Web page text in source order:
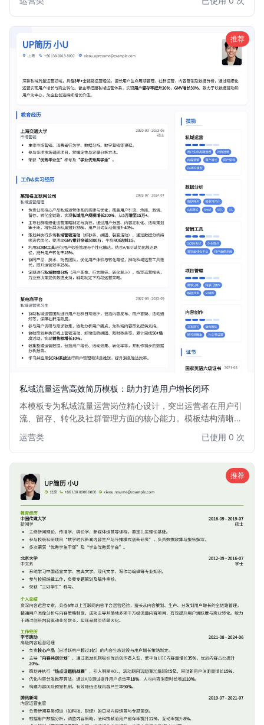
织、线上活动策划，还是社区运营维护，都能精准匹配岗位需
求，让您的简历在众多候选人中脱颖而出，轻松获得心仪的面
推荐
私域流量运营高效简历模板：助力打造用户增长闭环
本模板专为私域流量运营岗位精心设计，突出运营者在用户引
流、留存、转化及社群管理方面的核心能力。模板结构清晰，
能，帮助求职者快速展现其在构建私域流量生态、提升用户生
命周期价值方面的实战经验和卓越成果。适用于电商、教育、
运营类 已使用 0 次
推荐